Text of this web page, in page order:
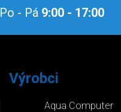
Po - Pá 9:00 - 17:00
Výrobci
Aqua Computer